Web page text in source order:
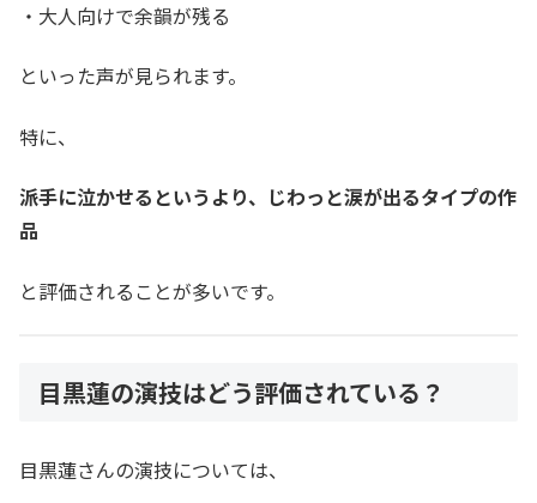
・大人向けで余韻が残る
といった声が見られます。
特に、
派手に泣かせるというより、じわっと涙が出るタイプの作
品
と評価されることが多いです。
目黒蓮の演技はどう評価されている？
目黒蓮さんの演技については、